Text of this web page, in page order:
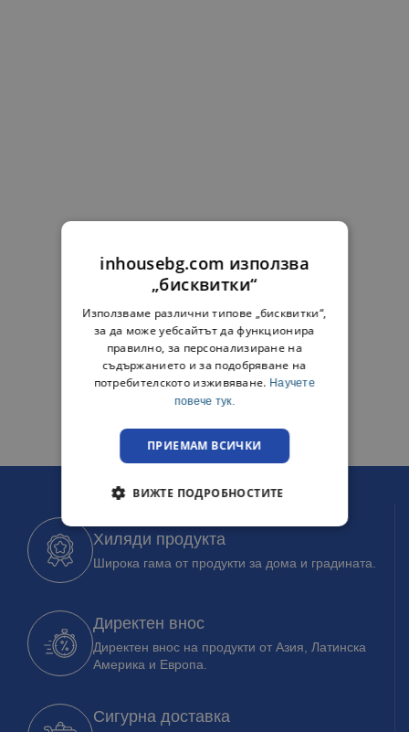
Хиляди продукта
Широка гама от продукти за дома и градината.
Директен внос
Директен внос на продукти от Азия, Латинска
Америка и Европа.
Сигурна доставка
inhousebg.com използва
„бисквитки“
Използваме различни типове „бисквитки“,
за да може уебсайтът да функционира
правилно, за персонализиране на
съдържанието и за подобряване на
потребителското изживяване. Научете
повече тук.
ПРИЕМАМ ВСИЧКИ
ВИЖТЕ ПОДРОБНОСТИТЕ